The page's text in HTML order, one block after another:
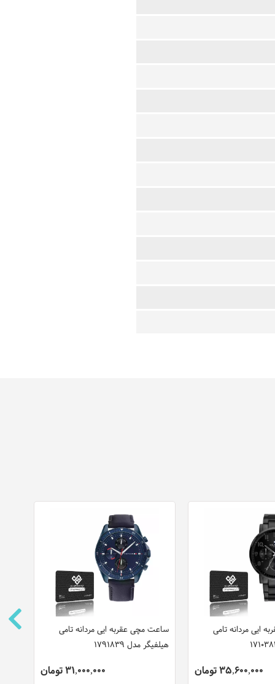
ساعت مچی عقربه ایی مردانه تامی
هیلفیگر مدل 1791839
31,000,000 تومان
ایی مردانه تامی
35,600,000 تومان